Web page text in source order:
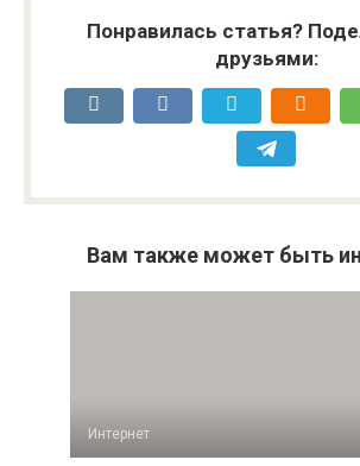
Понравилась статья?
друзьями:
Вам также может быть
Интернет